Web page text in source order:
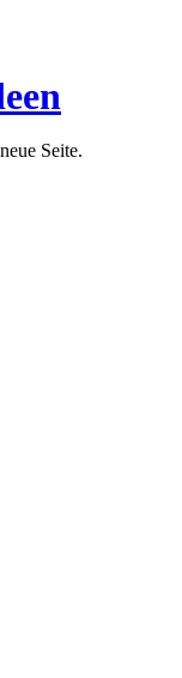
Seite.